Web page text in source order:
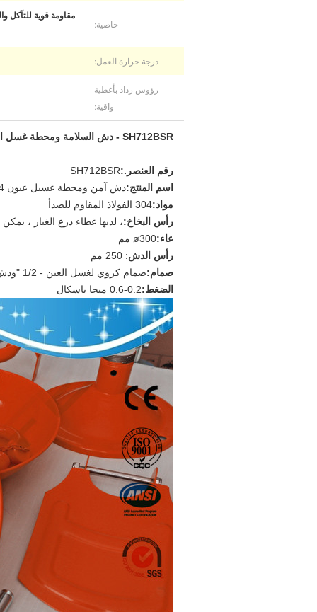
خاصية:
مقاومة قوية للتآكل
درجة حرارة العمل:
رؤوس رذاذ بأغطية
واقية:
SH712BSR - دش السلامة ومحطة غسل العين ، SS304 دش الطوارئ
رقم العنصر.:SH712BSR
اسم المنتج:دش آمن ومحطة غسيل عيون SS304
مواد:304 الفولاذ المقاوم للصدأ
رأس البخاخ:، لديها غطاء درع الغبار ،
عاء:ø300 مم
رأس الدش: 250 مم
صمام:صمام كروي لغسل العين - 1/2 "ودش - 1" ، يتم تنشيطه خلال ثانية واحدة
الضغط:0.2-0.6 ميجا باسكال